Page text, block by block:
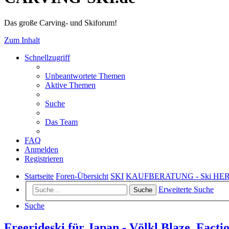
Das große Carving- und Skiforum!
Zum Inhalt
Schnellzugriff
Unbeantwortete Themen
Aktive Themen
Suche
Das Team
FAQ
Anmelden
Registrieren
Startseite Foren-Übersicht SKI KAUFBERATUNG - Ski
Suche
Erweiterte Suche
Suche